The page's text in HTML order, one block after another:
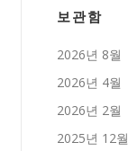
보관함
2026년 8월
2026년 4월
2026년 2월
2025년 12월